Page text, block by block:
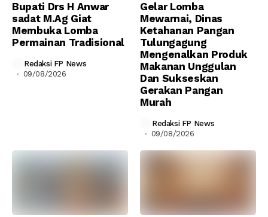
Bupati Drs H Anwar
sadat M.Ag Giat
Membuka Lomba
Permainan Tradisional
Redaksi FP News
09/08/2026
Gelar Lomba
Mewarnai, Dinas
Ketahanan Pangan
Tulungagung
Mengenalkan Produk
Makanan Unggulan
Dan Sukseskan
Gerakan Pangan
Murah
Redaksi FP News
09/08/2026